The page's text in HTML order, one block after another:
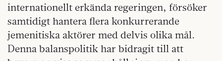
internationellt erkända regeringen, försöker
samtidigt hantera flera konkurrerande
jemenitiska aktörer med delvis olika mål.
Denna balanspolitik har bidragit till att